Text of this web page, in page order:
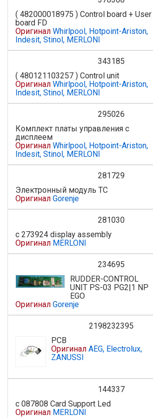
( 482000018975 ) Control board + User
board FD
Оригинал Whirlpool, Hotpoint-Ariston,
Indesit, Stinol, MERLONI
343185
( 480121103257 ) Control unit
Оригинал Whirlpool, Hotpoint-Ariston,
Indesit, Stinol, MERLONI
295026
Комплект платы управления с
дисплеем
Оригинал Whirlpool, Hotpoint-Ariston,
Indesit, Stinol, MERLONI
281729
Электронный модуль TC
Оригинал Gorenje
281030
с 273924 display assembly
Оригинал MERLONI
234695
RUDDER-CONTROL
UNIT PS-03 PG2|1 NP
EGO
Оригинал Gorenje
2198232395
PCB
Оригинал AEG, Electrolux,
ZANUSSI
144337
с 087808 Card Support Led
Оригинал MERLONI